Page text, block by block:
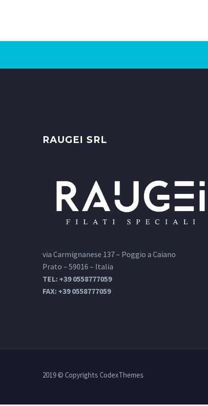
RAUGEI SRL
via Carmignanese 137 – Poggio a Caiano
Prato – 59016 – Italia
TEL: +39 0558777059
FAX: +39 0558777059
2019 © Copyrights CodexThemes